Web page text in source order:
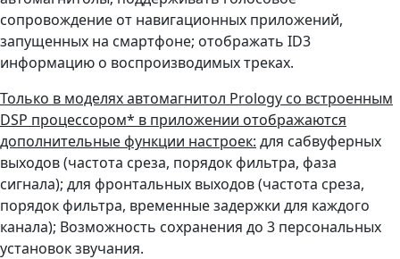
сопровождение от навигационных приложений,
запущенных на смартфоне; отображать ID3
информацию о воспроизводимых треках.
Только в моделях автомагнитол Prology со встроенным
DSP процессором* в приложении отображаются
дополнительные функции настроек: для сабвуферных
выходов (частота среза, порядок фильтра, фаза
сигнала); для фронтальных выходов (частота среза,
порядок фильтра, временные задержки для каждого
канала); Возможность сохранения до 3 персональных
установок звучания.